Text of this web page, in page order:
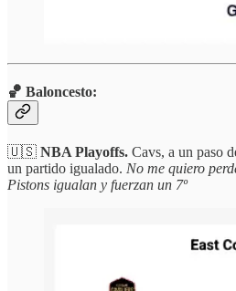
🏀 Baloncesto:
🇺🇸 NBA Playoffs. Cavs, a un paso
un partido igualado. No me quiero
Pistons igualan y fuerzan un 7º